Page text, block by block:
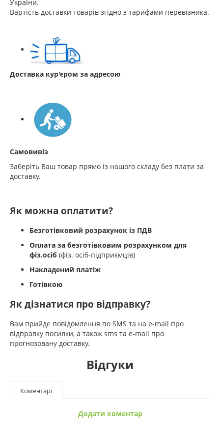
України.
Вартість доставки товарів згідно з тарифами перевізника.
Доставка кур'єром за адресою
Самовивіз
Заберіть Ваш товар прямо із нашого складу без плати за
доставку.
Як можна оплатити?
Безготівковий розрахунок із ПДВ
Оплата за безготівковим розрахунком для
фіз.осіб (фіз. осіб-підприємців)
Накладений платіж
Готівкою
Як дізнатися про відправку?
Вам прийде повідомлення по SMS та на e-mail про
відправку посилки, а також sms та e-mail про
прогнозовану доставку.
Відгуки
Коментарі
Додати коментар